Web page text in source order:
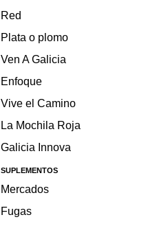
Red
Plata o plomo
Ven A Galicia
Enfoque
Vive el Camino
La Mochila Roja
Galicia Innova
SUPLEMENTOS
Mercados
Fugas